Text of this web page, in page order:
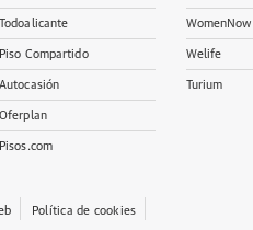
Todoalicante
Piso Compartido
Autocasión
Oferplan
Pisos.com
WomenNow
Welife
Turium
Política de cookies